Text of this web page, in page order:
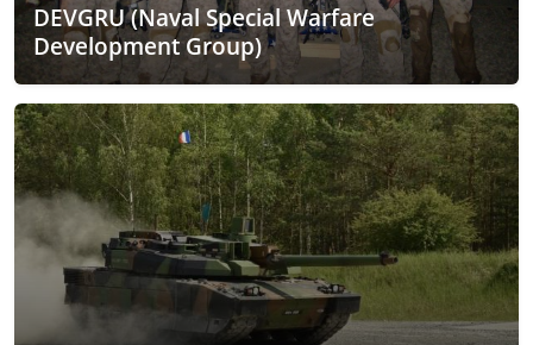
DEVGRU (Naval Special Warfare
Development Group)